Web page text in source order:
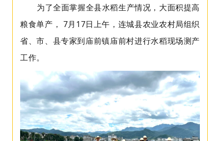
为了全面掌握全县水稻生产情况，大面积提高
粮食单产， 7月17日上午，连城县农业农村局组织
省、市、县专家到庙前镇庙前村进行水稻现场测产
工作。